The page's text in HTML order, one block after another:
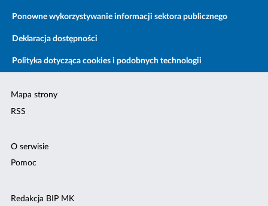
Ponowne wykorzystywanie informacji sektora publicznego
Deklaracja dostępności
Polityka dotycząca cookies i podobnych technologii
Mapa strony
RSS
O serwisie
Pomoc
Redakcja BIP MK